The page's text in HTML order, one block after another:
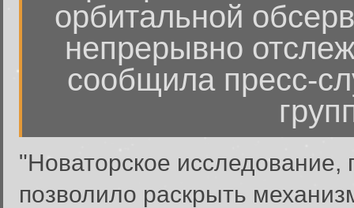
орбитальной
непрерывно
сообщила пресс-
"Новаторское исследование,
позволило раскрыть